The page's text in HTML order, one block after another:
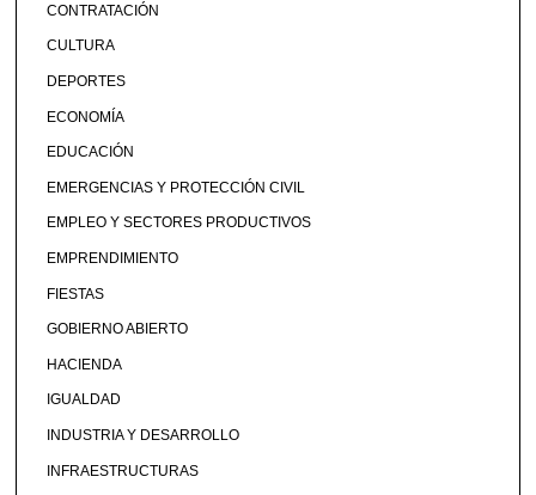
CONTRATACIÓN
CULTURA
DEPORTES
ECONOMÍA
EDUCACIÓN
EMERGENCIAS Y PROTECCIÓN CIVIL
EMPLEO Y SECTORES PRODUCTIVOS
EMPRENDIMIENTO
FIESTAS
GOBIERNO ABIERTO
HACIENDA
IGUALDAD
INDUSTRIA Y DESARROLLO
INFRAESTRUCTURAS